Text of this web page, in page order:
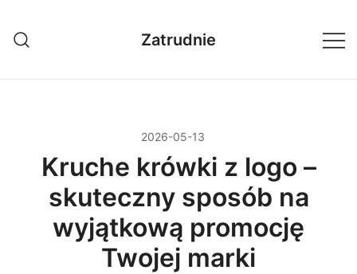
treści
Zatrudnie
2026-05-13
Kruche krówki z logo –
skuteczny sposób na
wyjątkową promocję
Twojej marki